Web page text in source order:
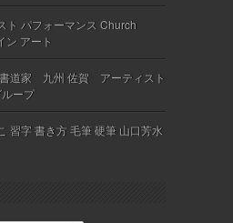
ト パフォーマンス Church
ン アート
書道家 九州 佐賀 アーティスト
ープ
習字 書き方 毛筆 硬筆 山口芳水